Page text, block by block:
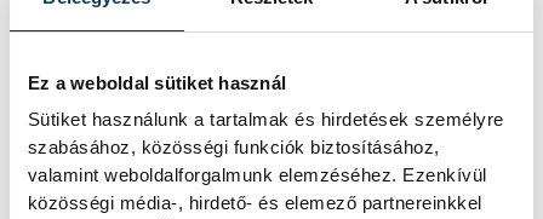
Ez a weboldal sütiket használ
Sütiket használunk a tartalmak és hirdetések személyre
szabásához, közösségi funkciók biztosításához,
valamint weboldalforgalmunk elemzéséhez. Ezenkívül
közösségi média-, hirdető- és elemező partnereinkkel